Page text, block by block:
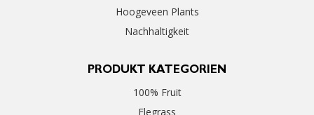
Hoogeveen Plants
Nachhaltigkeit
PRODUKT KATEGORIEN
100% Fruit
Elegrass